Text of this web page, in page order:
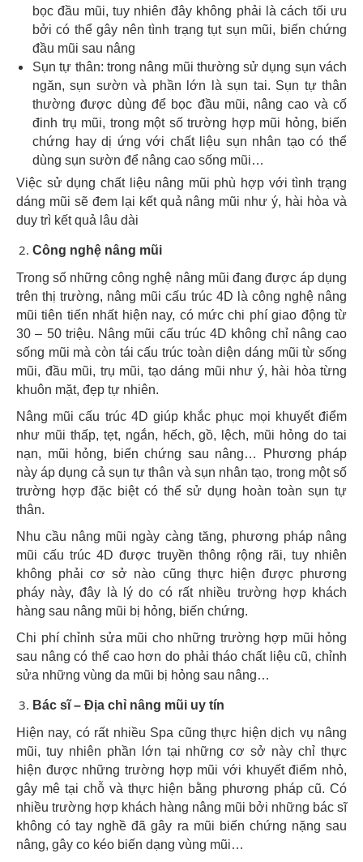
bọc đầu mũi, tuy nhiên đây không phải là cách tối ưu
bởi có thể gây nên tình trạng tụt sụn mũi, biến chứng
đầu mũi sau nâng
Sụn tự thân: trong nâng mũi thường sử dụng sụn vách
ngăn, sụn sườn và phần lớn là sụn tai. Sụn tự thân
thường được dùng để bọc đầu mũi, nâng cao và cố
đinh trụ mũi, trong một số trường hợp mũi hỏng, biến
chứng hay dị ứng với chất liệu sụn nhân tạo có thể
dùng sụn sườn để nâng cao sống mũi…
Việc sử dụng chất liệu nâng mũi phù hợp với tình trạng
dáng mũi sẽ đem lại kết quả nâng mũi như ý, hài hòa và
duy trì kết quả lâu dài
Công nghệ nâng mũi
Trong số những công nghệ nâng mũi đang được áp dụng
trên thị trường, nâng mũi cấu trúc 4D là công nghệ nâng
mũi tiên tiến nhất hiện nay, có mức chi phí giao động từ
30 – 50 triệu. Nâng mũi cấu trúc 4D không chỉ nâng cao
sống mũi mà còn tái cấu trúc toàn diện dáng mũi từ sống
mũi, đầu mũi, trụ mũi, tạo dáng mũi như ý, hài hòa từng
khuôn mặt, đẹp tự nhiên.
Nâng mũi cấu trúc 4D giúp khắc phục mọi khuyết điểm
như mũi thấp, tẹt, ngắn, hếch, gồ, lệch, mũi hỏng do tai
nạn, mũi hỏng, biến chứng sau nâng… Phương pháp
này áp dụng cả sụn tự thân và sụn nhân tạo, trong một số
trường hợp đặc biệt có thể sử dụng hoàn toàn sụn tự
thân.
Nhu cầu nâng mũi ngày càng tăng, phương pháp nâng
mũi cấu trúc 4D được truyền thông rộng rãi, tuy nhiên
không phải cơ sở nào cũng thực hiện được phương
pháy này, đây là lý do có rất nhiều trường hợp khách
hàng sau nâng mũi bị hỏng, biến chứng.
Chi phí chỉnh sửa mũi cho những trường hợp mũi hỏng
sau nâng có thể cao hơn do phải tháo chất liệu cũ, chỉnh
sửa những vùng da mũi bị hỏng sau nâng…
Bác sĩ – Địa chỉ nâng mũi uy tín
Hiện nay, có rất nhiều Spa cũng thực hiện dịch vụ nâng
mũi, tuy nhiên phần lớn tại những cơ sở này chỉ thực
hiện được những trường hợp mũi với khuyết điểm nhỏ,
gây mê tại chỗ và thực hiện bằng phương pháp cũ. Có
nhiều trường hợp khách hàng nâng mũi bởi những bác sĩ
không có tay nghề đã gây ra mũi biến chứng nặng sau
nâng, gây co kéo biến dạng vùng mũi…